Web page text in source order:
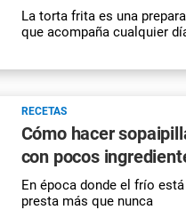
La torta fritaes una
que acompaña cualquier
RECETAS
Cómo hacer
con pocos
En época donde el frío
presta más que nunca